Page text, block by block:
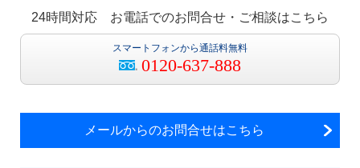
24時間対応 お電話でのお問合せ・ご相談はこちら
スマートフォンから通話料無料
0120-637-888
メールからのお問合せはこちら